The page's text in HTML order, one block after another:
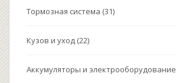
Тормозная система (31)
Кузов и уход (22)
Аккумуляторы и электрооборудование